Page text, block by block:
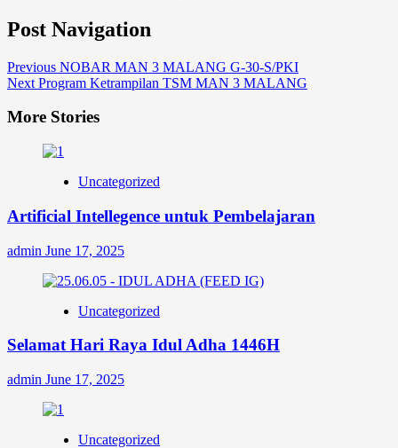
Post Navigation
Previous NOBAR MAN 3 MALANG G-30-S/PKI
Next Program Ketrampilan TSM MAN 3 MALANG
More Stories
Uncategorized
Artificial Intellegence untuk Pembelajaran
admin June 17, 2025
Uncategorized
Selamat Hari Raya Idul Adha 1446H
admin June 17, 2025
Uncategorized